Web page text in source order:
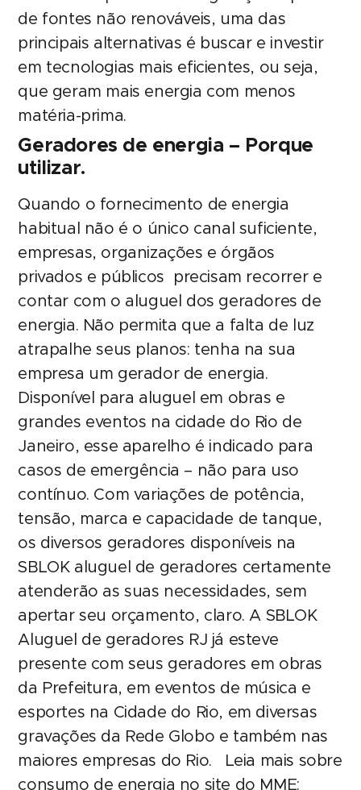
de fontes não renováveis, uma das
principais alternativas é buscar e investir
em tecnologias mais eficientes, ou seja,
que geram mais energia com menos
matéria-prima.
Geradores de energia – Porque
utilizar.
Quando o fornecimento de energia
habitual não é o único canal suficiente,
empresas, organizações e órgãos
privados e públicos precisam recorrer e
contar com o aluguel dos geradores de
energia. Não permita que a falta de luz
atrapalhe seus planos: tenha na sua
empresa um gerador de energia.
Disponível para aluguel em obras e
grandes eventos na cidade do Rio de
Janeiro, esse aparelho é indicado para
casos de emergência – não para uso
contínuo. Com variações de potência,
tensão, marca e capacidade de tanque,
os diversos geradores disponíveis na
SBLOK aluguel de geradores certamente
atenderão as suas necessidades, sem
apertar seu orçamento, claro. A SBLOK
Aluguel de geradores RJ já esteve
presente com seus geradores em obras
da Prefeitura, em eventos de música e
esportes na Cidade do Rio, em diversas
gravações da Rede Globo e também nas
maiores empresas do Rio. Leia mais sobre
consumo de energia no site do MME: